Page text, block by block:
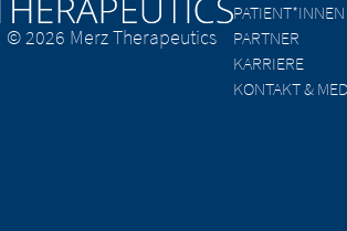
© 2026 Merz Therapeutics
PATIENT*INNEN
PARTNER
KARRIERE
KONTAKT &